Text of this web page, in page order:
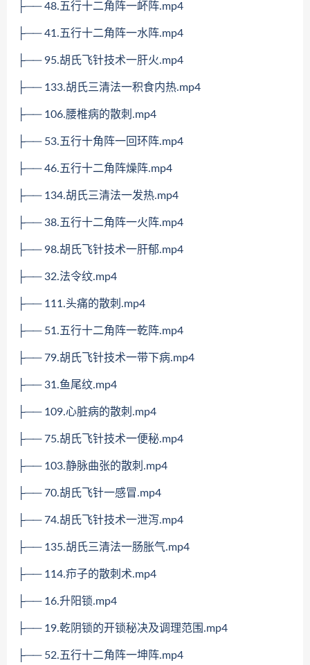
├── 48.五行十二角阵一衃阵.mp4
├── 41.五行十二角阵一水阵.mp4
├── 95.胡氏飞针技术一肝火.mp4
├── 133.胡氏三清法一积食内热.mp4
├── 106.腰椎病的散刺.mp4
├── 53.五行十角阵一回环阵.mp4
├── 46.五行十二角阵燥阵.mp4
├── 134.胡氏三清法一发热.mp4
├── 38.五行十二角阵一火阵.mp4
├── 98.胡氏飞针技术一肝郁.mp4
├── 32.法令纹.mp4
├── 111.头痛的散刺.mp4
├── 51.五行十二角阵一乾阵.mp4
├── 79.胡氏飞针技术一带下病.mp4
├── 31.鱼尾纹.mp4
├── 109.心脏病的散刺.mp4
├── 75.胡氏飞针技术一便秘.mp4
├── 103.静脉曲张的散刺.mp4
├── 70.胡氏飞针一感冒.mp4
├── 74.胡氏飞针技术一泄泻.mp4
├── 135.胡氏三清法一肠胀气.mp4
├── 114.疖子的散刺术.mp4
├── 16.升阳锁.mp4
├── 19.乾阴锁的开锁秘决及调理范围.mp4
├── 52.五行十二角阵一坤阵.mp4